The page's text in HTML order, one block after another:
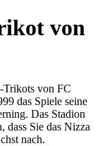
von
Trikots von FC
das Spiele seine
Das Stadion
dass Sie das Nizza
nach.